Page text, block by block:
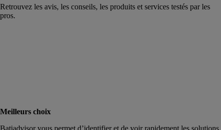
Retrouvez les avis, les conseils, les produits et services testés par les
pros.
Meilleurs choix
Batiadvisor vous permet d’identifier et de voir rapidement les solutions